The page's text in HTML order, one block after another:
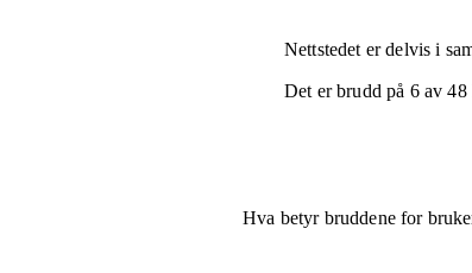
Nettstedet erdelvis i
Det er brudd på 6av48
Hva betyr bruddene for